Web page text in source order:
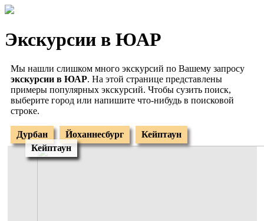
Экскурсии в ЮАР
Мы нашли слишком много экскурсий по Вашему запросу
экскурсии в ЮАР. На этой странице представлены
примеры популярных экскурсий. Чтобы сузить поиск,
выберите город или напишите что-нибудь в поисковой
строке.
Дурбан Йоханнесбург
Кейптаун
Кейптаун